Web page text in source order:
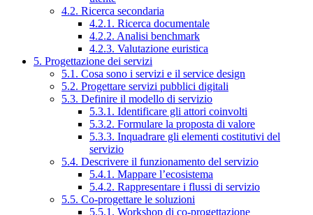
4.2. Ricerca secondaria
4.2.1. Ricerca documentale
4.2.2. Analisi benchmark
4.2.3. Valutazione euristica
5. Progettazione dei servizi
5.1. Cosa sono i servizi e il service design
5.2. Progettare servizi pubblici digitali
5.3. Definire il modello di servizio
5.3.1. Identificare gli attori coinvolti
5.3.2. Formulare la proposta di valore
5.3.3. Inquadrare gli elementi costitutivi del
servizio
5.4. Descrivere il funzionamento del servizio
5.4.1. Mappare l’ecosistema
5.4.2. Rappresentare i flussi di servizio
5.5. Co-progettare le soluzioni
5.5.1. Workshop di co-progettazione